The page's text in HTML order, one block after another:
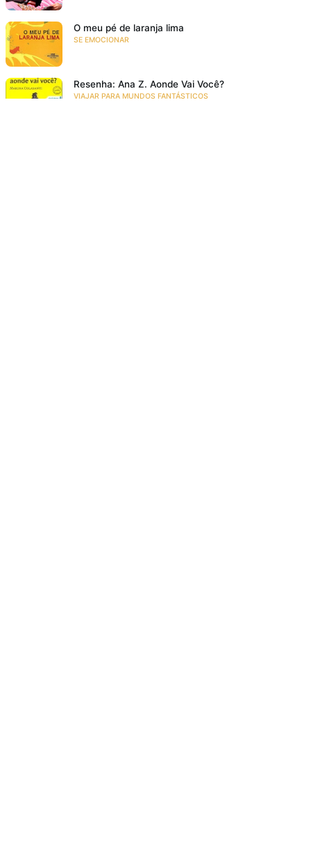
O meu pé de laranja lima
SE EMOCIONAR
Resenha: Ana Z. Aonde Vai Você?
VIAJAR PARA MUNDOS FANTÁSTICOS